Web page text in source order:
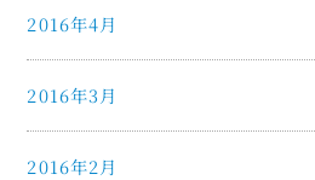
2016年4月
2016年3月
2016年2月